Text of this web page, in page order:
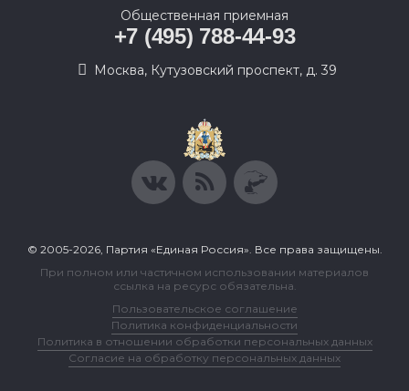
Общественная приемная
+7 (495) 788-44-93
Москва, Кутузовский проспект, д. 39
© 2005-2026, Партия «Единая Россия». Все права защищены.
При полном или частичном использовании материалов
ссылка на ресурс обязательна.
Пользовательское соглашение
Политика конфиденциальности
Политика в отношении обработки персональных данных
Согласие на обработку персональных данных